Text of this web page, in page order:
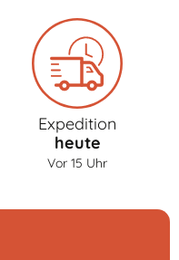
Expedition
heute
Vor 15 Uhr